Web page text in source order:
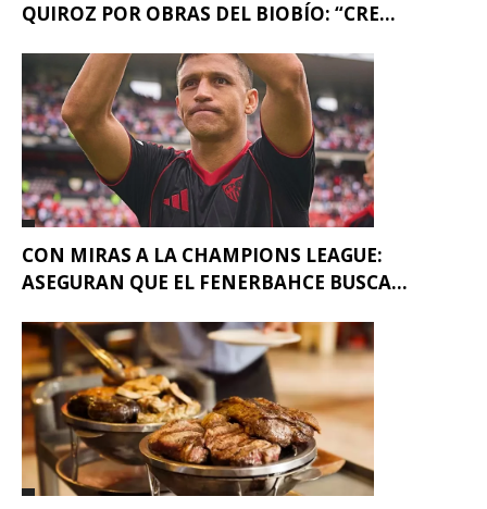
QUIROZ POR OBRAS DEL BIOBÍO: “CRE...
CON MIRAS A LA CHAMPIONS LEAGUE:
ASEGURAN QUE EL FENERBAHCE BUSCA...